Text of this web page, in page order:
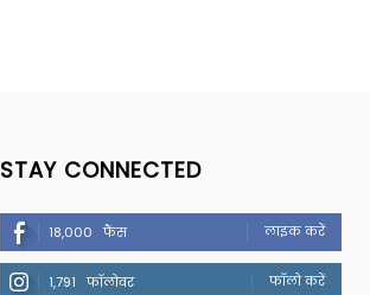
STAY CONNECTED
18,000 फैंस लाइक करें
1,791 फॉलोवर फॉलो करें